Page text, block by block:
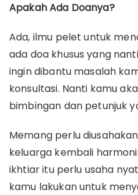
Apakah Ada Doanya?
Ada, ilmu pelet untuk
ada doa khusus yang
ingin dibantu masalah
konsultasi. Nanti kamu
bimbingan dan petunjuk
Memang perlu
keluarga kembali
ikhtiar itu perlu usaha
kamu lakukan untuk